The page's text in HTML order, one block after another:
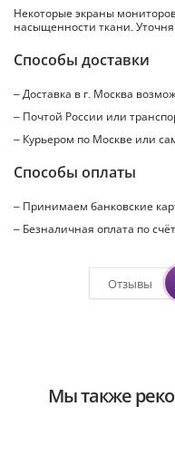
Некоторые экраны
насыщенности ткани.
Способы доставки
– Доставка в г. Москва
– Почтой России или
– Курьером по Москве или
Способы оплаты
– Принимаем банковские
– Безналичная оплата по
Отзывы
Мы также